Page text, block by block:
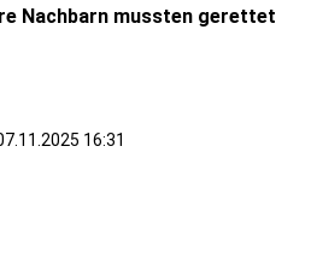
Nachbarn mussten gerettet
16:31